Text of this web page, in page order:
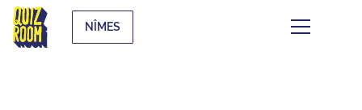
NÎMES